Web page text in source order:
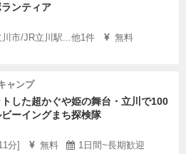
ンティア
市/JR立川駅...他1件
無料
ャンプ
した超かぐや姫の舞台・立川で100
ーイングまち探検隊
分] 無料 1日間~長期歓迎